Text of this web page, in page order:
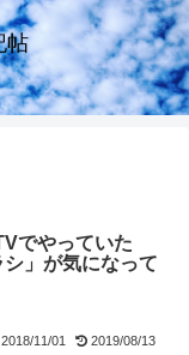
帖
でやっていた
シ」が気になって
11/01 2019/08/13